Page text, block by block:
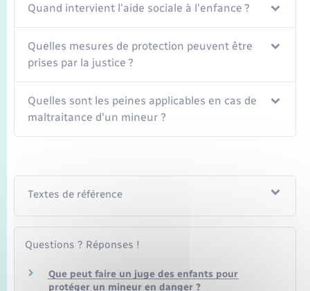
Quand intervient l'aide sociale à l'enfance ?
Quelles mesures de protection peuvent être
prises par la justice ?
Quelles sont les peines applicables en cas de
maltraitance d'un mineur ?
Textes de référence
Questions ? Réponses !
Que peut faire un juge des enfants pour
protéger un mineur en danger ?